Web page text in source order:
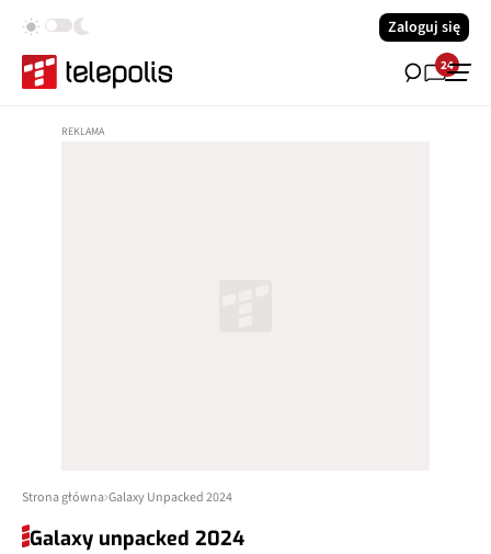
Zaloguj się
24
Strona główna Galaxy Unpacked 2024
Galaxy unpacked 2024